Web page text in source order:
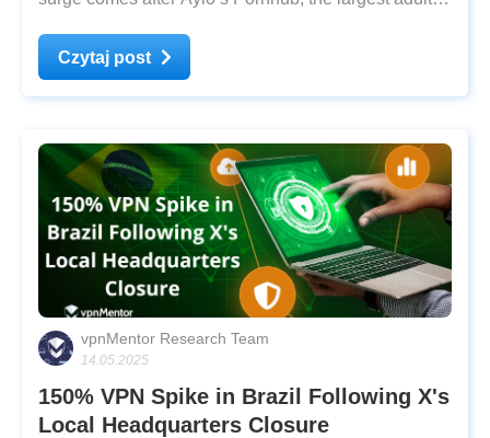
allowed access to its site from within the country and
subsequently geo-blocked French IP
Czytaj post
vpnMentor Research Team
14.05.2025
150% VPN Spike in Brazil Following X's
Local Headquarters Closure